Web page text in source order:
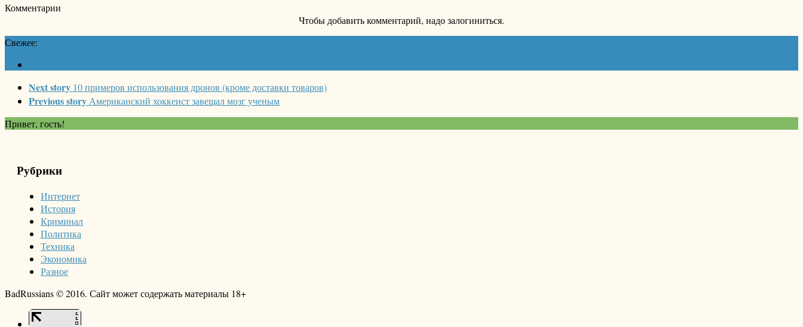
Комментарии
Чтобы добавить комментарий, надо залогиниться.
Свежее:
Next story 10 примеров использования дронов (кроме доставки товаров)
Previous story Американский хоккеист завещал мозг ученым
Привет, гость!
Рубрики
Интернет
История
Криминал
Политика
Техника
Экономика
Разное
BadRussians © 2016. Сайт может содержать материалы 18+